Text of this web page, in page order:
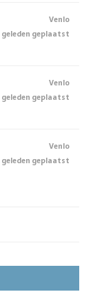
Venlo
geleden geplaatst
Venlo
geleden geplaatst
Venlo
geleden geplaatst